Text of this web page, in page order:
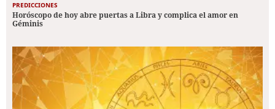
PREDICCIONES
Horóscopo de hoy abre puertas a Libra y complica el amor en
Géminis